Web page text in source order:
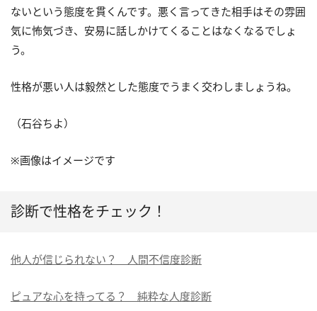
ないという態度を貫くんです。悪く言ってきた相手はその雰囲
気に怖気づき、安易に話しかけてくることはなくなるでしょ
う。
性格が悪い人は毅然とした態度でうまく交わしましょうね。
（石谷ちよ）
※画像はイメージです
診断で性格をチェック！
他人が信じられない？ 人間不信度診断
ピュアな心を持ってる？ 純粋な人度診断